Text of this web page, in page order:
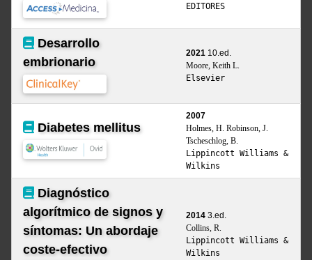
EDITORES
Desarrollo
embrionario
2021 10.ed.
Moore, Keith L.
Elsevier
Diabetes mellitus
2007
Holmes, H. Robinson, J.
Tscheschlog, B.
Lippincott Williams &
Wilkins
Diagnóstico
algorítmico de signos y
síntomas: Un abordaje
coste-efectivo
2014 3.ed.
Collins, R.
Lippincott Williams &
Wilkins